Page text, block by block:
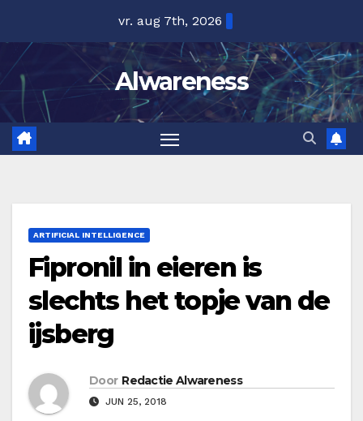
inhoud
vr. aug 7th, 2026
Alwareness
ARTIFICIAL INTELLIGENCE
Fipronil in eieren is
slechts het topje van de
ijsberg
Door Redactie Alwareness
JUN 25, 2018